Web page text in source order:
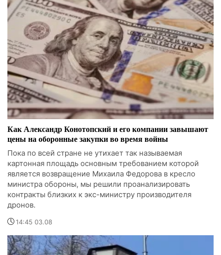
Как Александр Конотопский и его компании завышают
цены на оборонные закупки во время войны
Пока по всей стране не утихает так называемая
картонная площадь основным требованием которой
является возвращение Михаила Федорова в кресло
министра обороны, мы решили проанализировать
контракты близких к экс-министру производителя
дронов.
14:45 03.08